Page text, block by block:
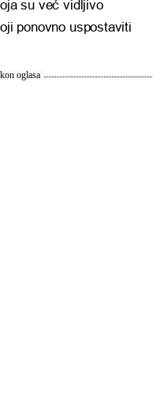
su već vidljivo
ponovno uspostaviti
oglasa